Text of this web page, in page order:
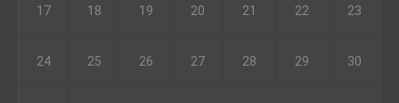
17 18 19 20 21 22 23
24 25 26 27 28 29 30